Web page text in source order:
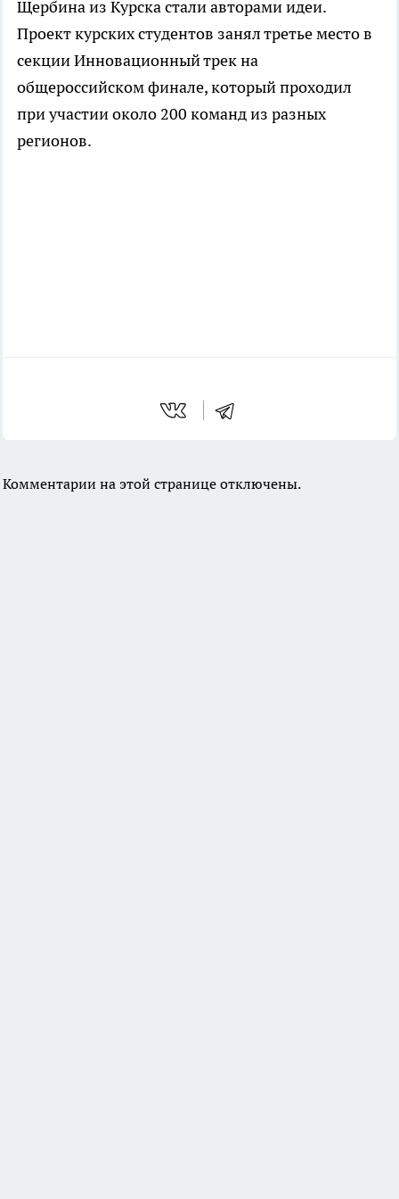
Щербина из Курска стали авторами идеи.
Проект курских студентов занял третье место в
секции Инновационный трек на
общероссийском финале, который проходил
при участии около 200 команд из разных
регионов.
Комментарии на этой странице отключены.